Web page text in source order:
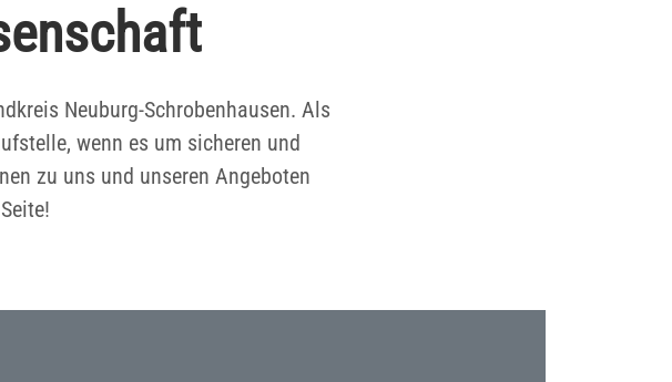
Neuburg-Schrobenhausen. Als
wenn es um sicheren und
zu uns und unseren Angeboten